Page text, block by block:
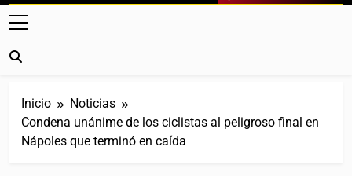
Web Dedicada Al Ciclismo Mundial. Entrevistas, Análisis,
Crónicas, Previas Y Más. La Web Ciclista De Referencia.
Inicio
Noticias
Condena unánime de los ciclistas al peligroso final en
Nápoles que terminó en caída